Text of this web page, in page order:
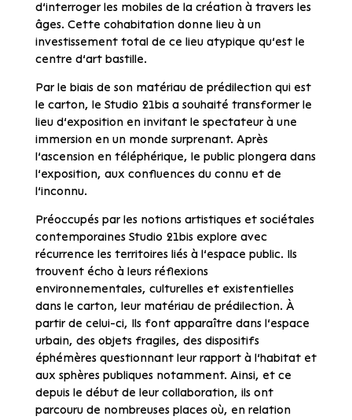
d’interroger les mobiles de la création à travers les
âges. Cette cohabitation donne lieu à un
investissement total de ce lieu atypique qu’est le
centre d’art bastille.
Par le biais de son matériau de prédilection qui est
le carton, le Studio 21bis a souhaité transformer le
lieu d’exposition en invitant le spectateur à une
immersion en un monde surprenant. Après
l’ascension en téléphérique, le public plongera dans
l’exposition, aux confluences du connu et de
l’inconnu.
Préoccupés par les notions artistiques et sociétales
contemporaines Studio 21bis explore avec
récurrence les territoires liés à l’espace public. Ils
trouvent écho à leurs réflexions
environnementales, culturelles et existentielles
dans le carton, leur matériau de prédilection. À
partir de celui-ci, Ils font apparaître dans l’espace
urbain, des objets fragiles, des dispositifs
éphémères questionnant leur rapport à l’habitat et
aux sphères publiques notamment. Ainsi, et ce
depuis le début de leur collaboration, ils ont
parcouru de nombreuses places où, en relation